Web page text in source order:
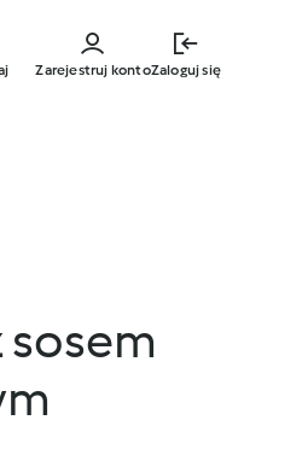
głównej
Zarejestruj kontoZaloguj się
sosem